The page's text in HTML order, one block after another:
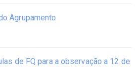
Agrupamento
de FQ para a observação a 12 de